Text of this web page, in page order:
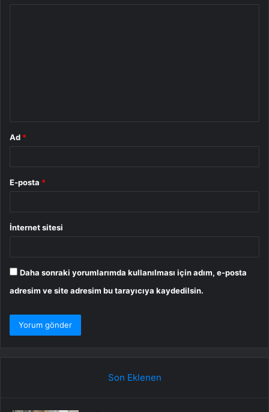
Ad *
E-posta *
İnternet sitesi
Daha sonraki yorumlarımda kullanılması için adım, e-posta
adresim ve site adresim bu tarayıcıya kaydedilsin.
Son Eklenen